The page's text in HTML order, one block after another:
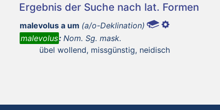
Ergebnis der Suche nach lat. Formen
malevolus a um (a/o-Deklination)
malevolus: Nom. Sg. mask.
übel wollend, missgünstig, neidisch